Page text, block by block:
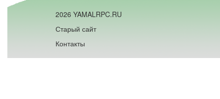
2026 YAMALRPC.RU
Старый сайт
Контакты